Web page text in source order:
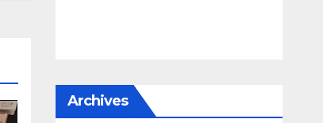
Archives